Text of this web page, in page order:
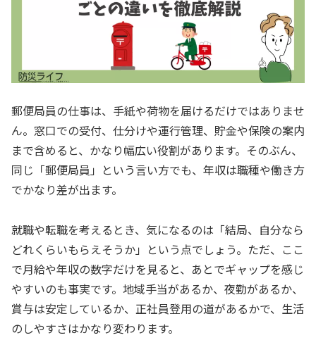
郵便局員の仕事は、手紙や荷物を届けるだけではありませ
ん。窓口での受付、仕分けや運行管理、貯金や保険の案内
まで含めると、かなり幅広い役割があります。そのぶん、
同じ「郵便局員」という言い方でも、年収は職種や働き方
でかなり差が出ます。
就職や転職を考えるとき、気になるのは「結局、自分なら
どれくらいもらえそうか」という点でしょう。ただ、ここ
で月給や年収の数字だけを見ると、あとでギャップを感じ
やすいのも事実です。地域手当があるか、夜勤があるか、
賞与は安定しているか、正社員登用の道があるかで、生活
のしやすさはかなり変わります。